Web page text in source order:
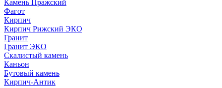
Камень Пражский
Фагот
Кирпич
Кирпич Рижский ЭКО
Гранит
Гранит ЭКО
Скалистый камень
Каньон
Бутовый камень
Кирпич-Антик